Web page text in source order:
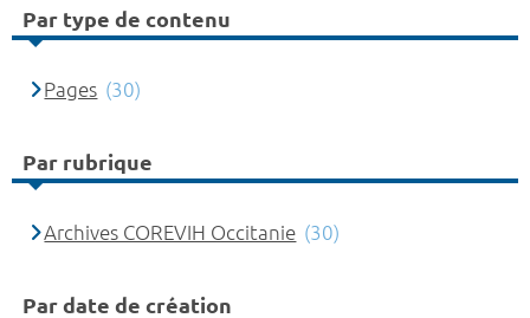
Par type de contenu
Pages (30)
Par rubrique
Archives COREVIH Occitanie (30)
Par date de création